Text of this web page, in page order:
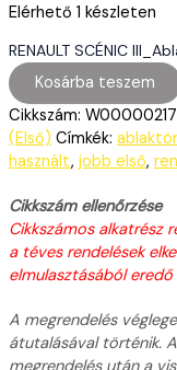
Elérhető 1 készleten
RENAULT SCÉNIC
Kosárba teszem
Cikkszám:
(Első) Címkék:
használt, jobb első,
Cikkszám ellenőrzése
Cikkszámos alkatrész
a téves rendelések
elmulasztásából
A megrendelés
átutalásával történik.